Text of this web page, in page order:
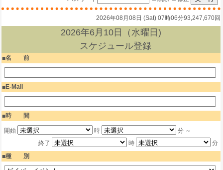
2026年08月08日 (Sat) 07時06分93,247,670回
2026年6月10日（水曜日)
スケジュール登録
名 前
E-Mail
時 間
開始 時
分 ～
終了
時
分
種 別